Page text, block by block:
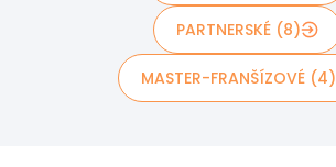
PARTNERSKÉ (8)
MASTER-FRANŠÍZOVÉ (4)